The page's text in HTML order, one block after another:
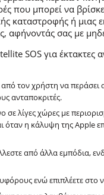
που μπορεί να
καταστροφής ή
αφήνοντάς σας με
SOS για έκτακτες
τον χρήστη να
ανταποκριτές.
σε λίγες χώρες με
η κάλυψη της Apple
από άλλα εμπόδια,
ενώ επιπλέετε στο